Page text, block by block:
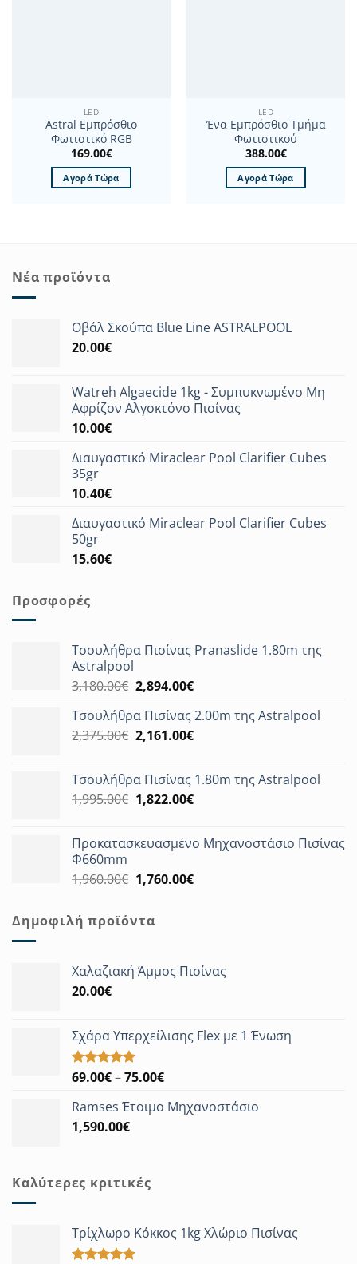
LED
Astral Εμπρόσθιο
Φωτιστικό RGB
169.00€
Αγορά Τώρα
LED
Ένα Εμπρόσθιο Τμήμα
Φωτιστικού
388.00€
Αγορά Τώρα
Νέα προϊόντα
Οβάλ Σκούπα Blue Line ASTRALPOOL
20.00€
Watreh Algaecide 1kg - Συμπυκνωμένο Μη
Αφρίζον Αλγοκτόνο Πισίνας
10.00€
Διαυγαστικό Miraclear Pool Clarifier Cubes
35gr
10.40€
Διαυγαστικό Miraclear Pool Clarifier Cubes
50gr
15.60€
Προσφορές
Τσουλήθρα Πισίνας Pranaslide 1.80m της
Astralpool
3,180.00€ Original
was:
3,180.00€.
2,894.00€Η
τιμή
είναι:
Τσουλήθρα Πισίνας 2.00m της Astralpool
2,375.00€ Original
2,375.00€.
2,161.00€Η
είναι:
2,161.00€.
Τσουλήθρα Πισίνας 1.80m της Astralpool
1,995.00€ Original
1,995.00€.
1,822.00€Η
είναι:
Προκατασκευασμένο Μηχανοστάσιο Πισίνας
Φ660mm
1,960.00€ Original
1,960.00€.
1,760.00€Η
Δημοφιλή προϊόντα
Χαλαζιακή Άμμος Πισίνας
20.00€
Σχάρα Υπερχείλισης Flex με 1 Ένωση
Βαθμολογήθηκε
από 5
69.00€–75.00€Price
69.00€
Ramses Έτοιμο Μηχανοστάσιο
1,590.00€
Καλύτερες κριτικές
Τρίχλωρο Κόκκος 1kg Χλώριο Πισίνας